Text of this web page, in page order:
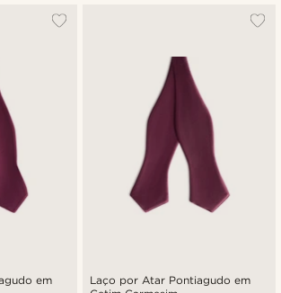
em
Laço por Atar Pontiagudo em